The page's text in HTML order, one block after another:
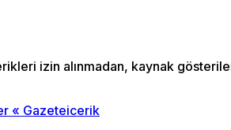
izin alınmadan, kaynak